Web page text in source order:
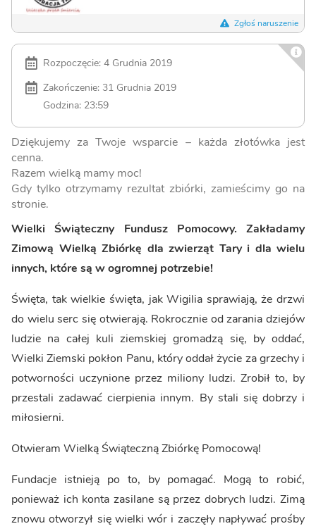
Zgłoś naruszenie
Rozpoczęcie: 4 Grudnia 2019
Zakończenie: 31 Grudnia 2019
Godzina: 23:59
Dziękujemy za Twoje wsparcie – każda złotówka jest
cenna.
Razem wielką mamy moc!
Gdy tylko otrzymamy rezultat zbiórki, zamieścimy go na
stronie.
Wielki Świąteczny Fundusz Pomocowy. Zakładamy
Zimową Wielką Zbiórkę dla zwierząt Tary i dla wielu
innych, które są w ogromnej potrzebie!
Święta, tak wielkie święta, jak Wigilia sprawiają, że drzwi
do wielu serc się otwierają. Rokrocznie od zarania dziejów
ludzie na całej kuli ziemskiej gromadzą się, by oddać,
Wielki Ziemski pokłon Panu, który oddał życie za grzechy i
potworności uczynione przez miliony ludzi. Zrobił to, by
przestali zadawać cierpienia innym. By stali się dobrzy i
miłosierni.
Otwieram Wielką Świąteczną Zbiórkę Pomocową!
Fundacje istnieją po to, by pomagać. Mogą to robić,
ponieważ ich konta zasilane są przez dobrych ludzi. Zimą
znowu otworzył się wielki wór i zaczęły napływać prośby